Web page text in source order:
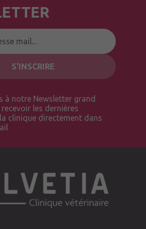
à notre Newsletter grand
les dernières
clinique directement dans